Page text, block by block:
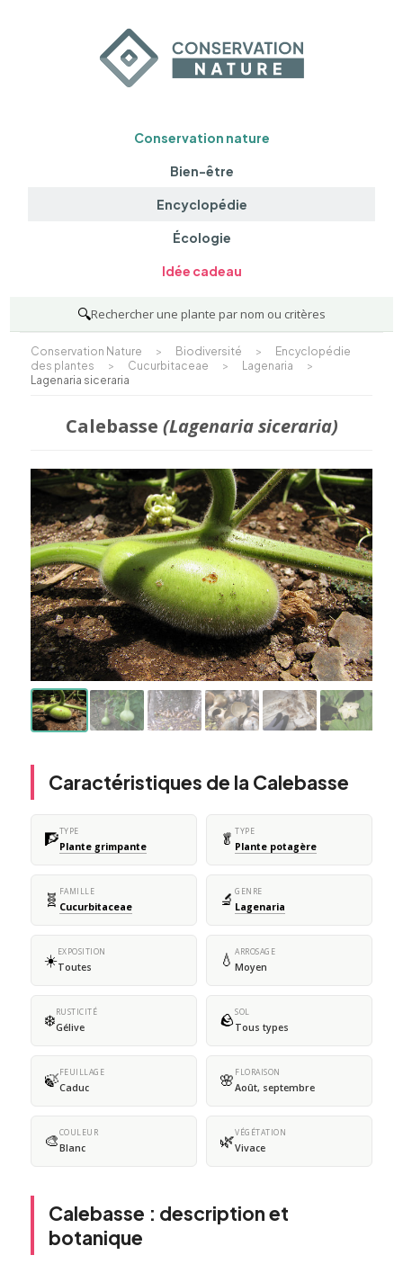
Conservation nature
Bien-être
Encyclopédie
Écologie
Idée cadeau
🔍Rechercher une plante par nom ou critères
Conservation Nature > Biodiversité >
Encyclopédie
des plantes
> Cucurbitaceae > Lagenaria
>
Lagenaria siceraria
Calebasse (Lagenaria siceraria)
Caractéristiques de la Calebasse
🧗TYPE
Plante grimpante 🥬 TYPE
Plante potagère
🧬 FAMILLE
Cucurbitaceae 🔬 GENRE
Lagenaria
☀️EXPOSITION
Toutes 💧 ARROSAGE
Moyen
❄️RUSTICITÉ
Gélive 🪨SOL
Tous types
🍃FEUILLAGE
Caduc 🌸 FLORAISON
Août, septembre
🎨COULEUR
Blanc 🌿VÉGÉTATION
Vivace
Calebasse : description et
botanique